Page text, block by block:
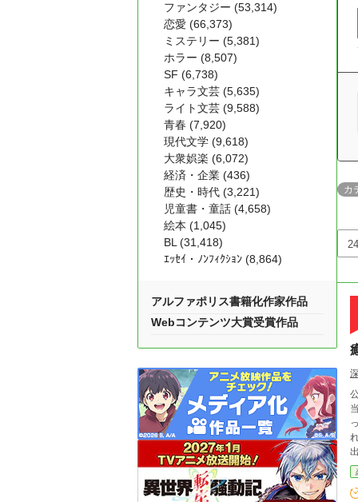
カ
公
れるミサノ。
ファンタジー (53,314)
恋愛 (66,373)
ミステリー (5,381)
ホラー (8,507)
SF (6,738)
キャラ文芸 (5,635)
ライト文芸 (9,588)
青春 (7,920)
現代文学 (9,618)
大衆娯楽 (6,072)
経済・企業 (436)
歴史・時代 (3,221)
児童書・童話 (4,658)
絵本 (1,045)
BL (31,418)
ｴｯｾｲ・ﾉﾝﾌｨｸｼｮﾝ (8,864)
アルファポリス書籍化作家作品
Webコンテンツ大賞受賞作品